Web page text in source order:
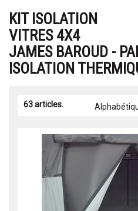
KIT ISOLATION
VITRES 4X4
JAMES BAROUD -
ISOLATION
63 articles.